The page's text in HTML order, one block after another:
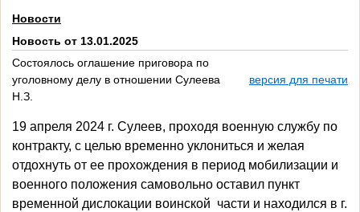
Новости
Новость от 13.01.2025
Состоялось оглашение приговора по
уголовному делу в отношении Сулеева
Н.З.
версия для печати
19 апреля 2024 г. Сулеев, проходя военную службу по
контракту, с целью временно уклониться и желая
отдохнуть от ее прохождения в период мобилизации и
военного положения самовольно оставил пункт
временной дислокации воинской части и находился в г.